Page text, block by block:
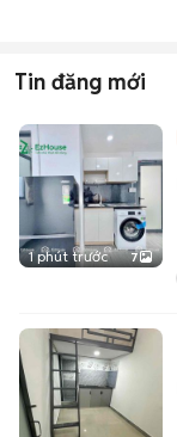
Tin đăng mới
1 phút trước 7